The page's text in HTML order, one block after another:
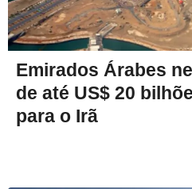
Emirados Árabes
de até US$ 20
para o Irã